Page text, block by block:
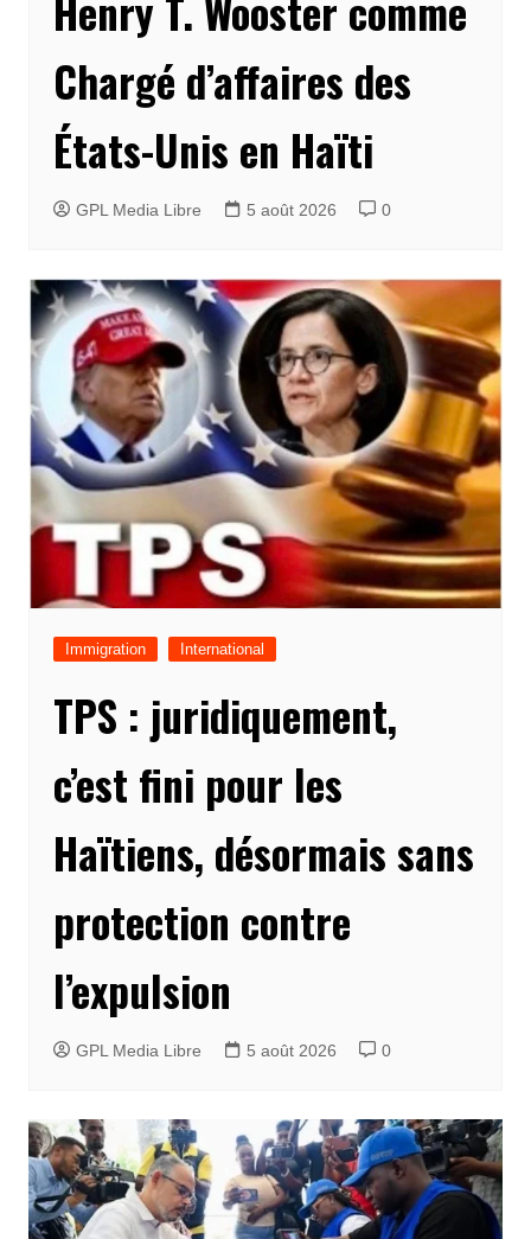
Chargé d’affaires des
États-Unis en Haïti
GPL Media Libre 5 août 2026 0
Immigration International
TPS : juridiquement,
c’est fini pour les
Haïtiens, désormais sans
protection contre
l’expulsion
GPL Media Libre 5 août 2026 0